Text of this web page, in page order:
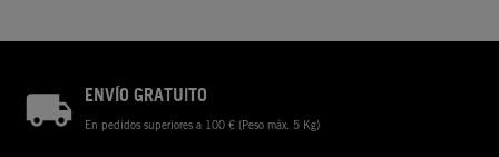
ENVÍO GRATUITO
En pedidos superiores a 100 € (Peso máx. 5 Kg)